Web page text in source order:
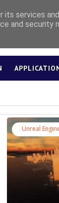
Unreal
services
and